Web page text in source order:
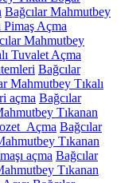
Bağcılar Mahmutbey
Pimaş Açma
Mahmutbey
Tuvalet Açma
Bağcılar
Mahmutbey Tıkalı
açma Bağcılar
Tıkanan
Açma Bağcılar
Tıkanan
açma Bağcılar
Tıkanan